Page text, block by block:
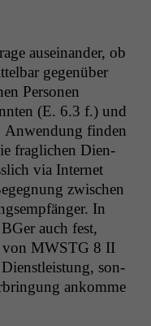
auseinan­der, ob
gegenüber
Per­so­n­en
(E. 6.3 f.) und
Anwen­dung find­en
fraglichen Dien­
via Inter­net
zwis­chen
In
auch fest,
MWSTG 8 II
son­
ankomme